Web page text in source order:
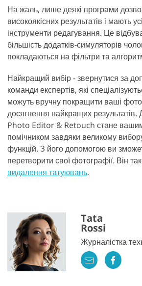
На жаль, лише деякі програми
високоякісних результатів і мають
інструменти редагування. Це
більшість додатків-симуляторів
покладаються на фільтри та
Найкращий вибір - звернутися за
команди експертів, які
можуть вручну покращити ваші
досягнення найкращих результатів.
Photo Editor & Retouch стане
помічником завдяки великому
функцій. З його допомогою ви
перетворити свої фотографії. Він
видалення татуювань.
Tata
Rossi
Журналістка